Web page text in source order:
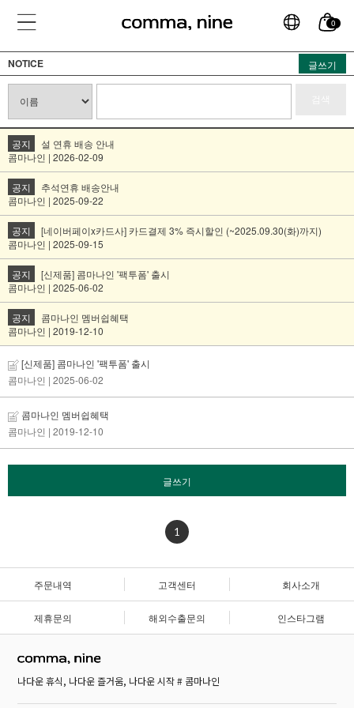
0
NOTICE 글쓰기
공지
설 연휴 배송 안내
콤마나인 | 2026-02-09
공지
추석연휴 배송안내
콤마나인 | 2025-09-22
공지
[네이버페이x카드사] 카드결제 3% 즉시할인 (~2025.09.30(화)까지)
콤마나인 | 2025-09-15
공지
[신제품] 콤마나인 '팩투폼' 출시
콤마나인 | 2025-06-02
공지
콤마나인 멤버쉽혜택
콤마나인 | 2019-12-10
[신제품] 콤마나인 '팩투폼' 출시
콤마나인 | 2025-06-02
콤마나인 멤버쉽혜택
콤마나인 | 2019-12-10
글쓰기
1
주문내역 고객센터 회사소개
제휴문의 해외수출문의 인스타그램
나다운 휴식, 나다운 즐거움, 나다운 시작 # 콤마나인